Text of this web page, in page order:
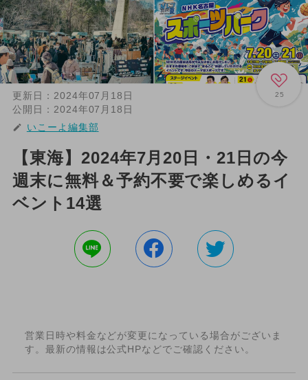
25
更新日： 2024年07月18日
公開日： 2024年07月18日
いこーよ編集部
【東海】2024年7月20日・21日の今
週末に無料＆予約不要で楽しめるイ
ベント14選
営業日時や料金などが変更になっている場合がございま
す。最新の情報は公式HPなどでご確認ください。